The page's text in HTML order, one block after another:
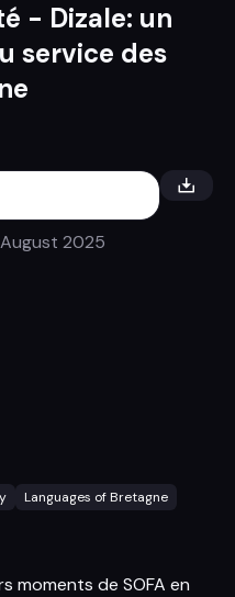
- Dizale: un
service des
2025
Languages of Bretagne
moments de SOFA en